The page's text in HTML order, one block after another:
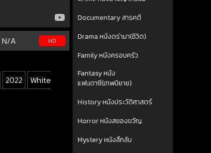
N/A HD
2022
White
Documentary สารคดี
Drama หนังดร่ามา(ชีวิต)
Family หนังครอบครัว
Fantasy หนัง
แฟนตาซี(เทพนิยาย)
History หนังประวัติศาสตร์
Horror หนังสยองขวัญ
Mystery หนังลึกลับ